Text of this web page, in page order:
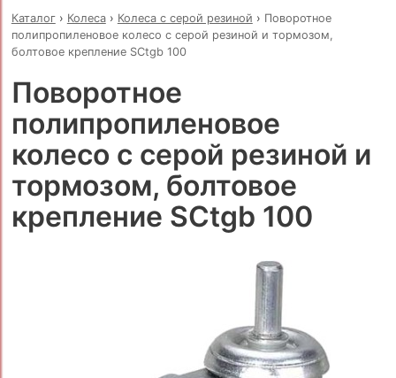
Каталог› Колеса› Колеса с серой резиной › Поворотное
полипропиленовое колесо с серой резиной и тормозом,
болтовое крепление SCtgb 100
Поворотное
полипропиленовое
колесо с серой резиной и
тормозом, болтовое
крепление SCtgb 100